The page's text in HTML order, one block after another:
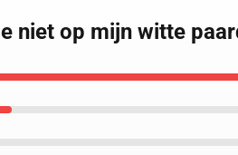
niet op mijn witte